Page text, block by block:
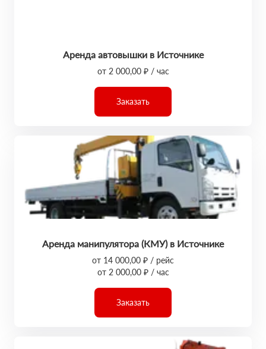
Аренда автовышки в Источнике
от 2 000,00 ₽ / час
Заказать
Аренда манипулятора (КМУ) в Источнике
от 14 000,00 ₽ / рейс
от 2 000,00 ₽ / час
Заказать